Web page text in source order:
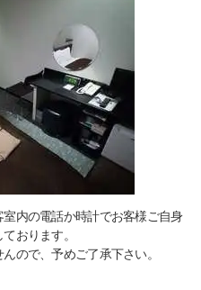
内の電話か時計でお客様ご自身
おります。
ので、予めご了承下さい。